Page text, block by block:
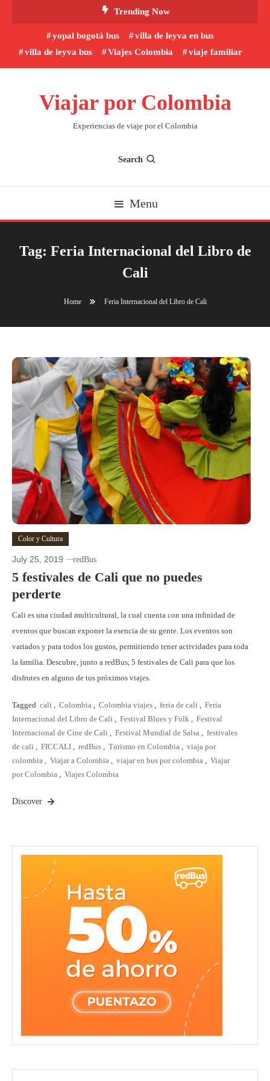
Trending Now
yopal bogotá bus
villa de leyva en bus
villa de leyva bus
Viajes Colombia viaje familiar
Viajar por Colombia
Experiencias de viaje por el Colombia
Search
Menu
Tag: Feria Internacional del Libro de
Cali
Home Feria Internacional del Libro de Cali
Color y Cultura
July 25, 2019 redBus
5 festivales de Cali que no puedes
perderte
Cali es una ciudad multicultural, la cual cuenta con una infinidad de
eventos que buscan exponer la esencia de su gente. Los eventos son
variados y para todos los gustos, permitiendo tener actividades para toda
la familia. Descubre, junto a redBus, 5 festivales de Cali para que los
disfrutes en alguno de tus próximos viajes.
Tagged cali , Colombia , Colombia viajes , feria de cali , Feria
Internacional del Libro de Cali , Festival Blues y Folk , Festival
Internacional de Cine de Cali , Festival Mundial de Salsa , festivales
de cali , FICCALI , redBus , Turismo en Colombia , viaja por
colombia , Viajar a Colombia , viajar en bus por colombia , Viajar
por Colombia , Viajes Colombia
Discover